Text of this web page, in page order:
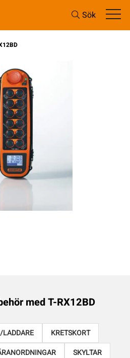
Sök
medT-RX12BD
LADDARE
KRETSKORT
SKYLTAR